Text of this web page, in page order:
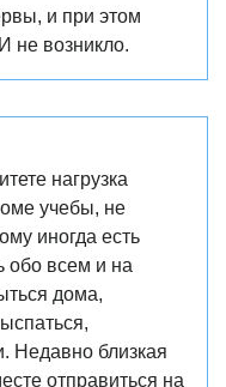
и при этом
не возникло.
нагрузка
учебы, не
иногда есть
обо всем и на
дома,
Недавно близкая
отправиться на